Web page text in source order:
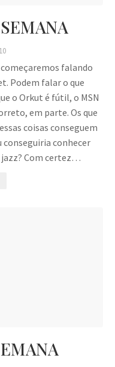
começaremos falando
Podem falar o que
o Orkut é fútil, o MSN
em parte. Os que
coisas conseguem
conseguiria conhecer
Com certez…